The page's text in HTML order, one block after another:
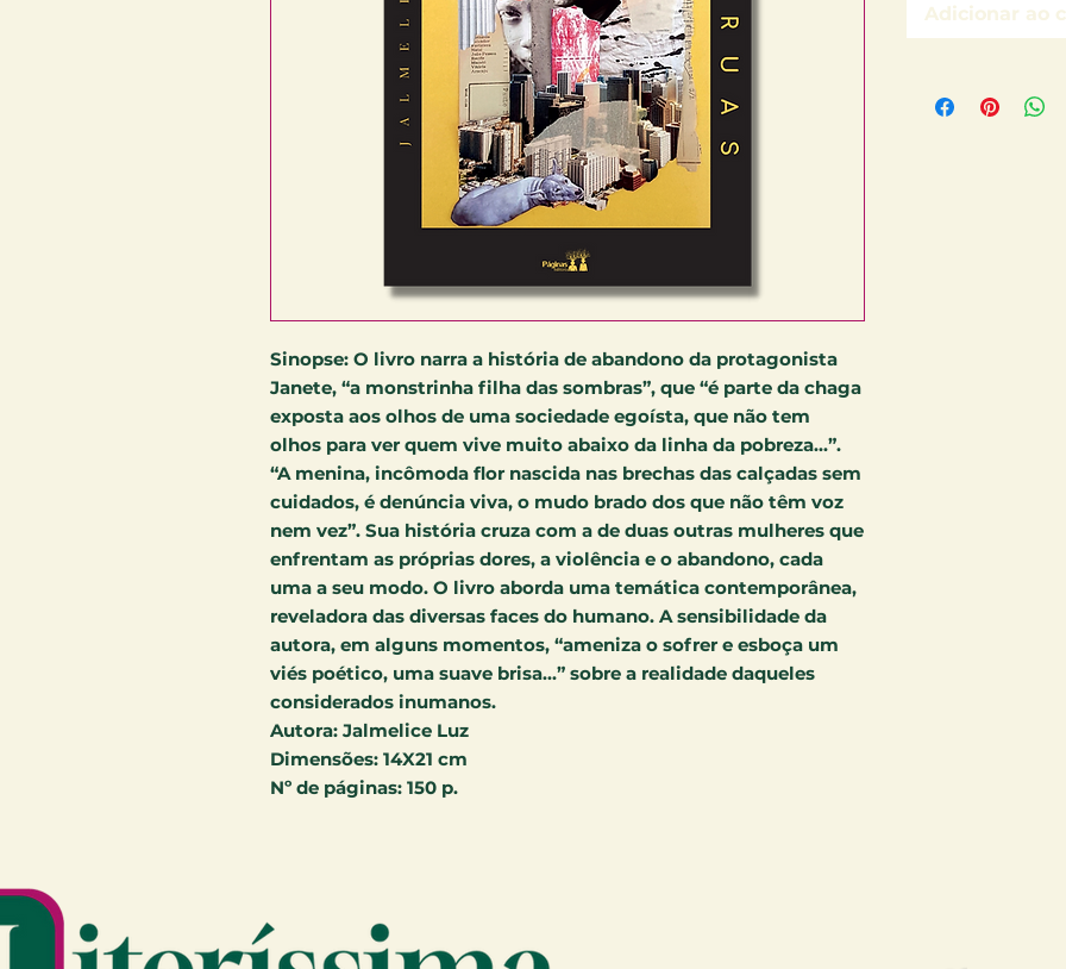
Sinopse: O livro narra a história de abandono da protagonista
Janete, “a monstrinha filha das sombras”, que “é parte da chaga
exposta aos olhos de uma sociedade egoísta, que não tem
olhos para ver quem vive muito abaixo da linha da pobreza...”.
“A menina, incômoda flor nascida nas brechas das calçadas sem
cuidados, é denúncia viva, o mudo brado dos que não têm voz
nem vez”. Sua história cruza com a de duas outras mulheres que
enfrentam as próprias dores, a violência e o abandono, cada
uma a seu modo. O livro aborda uma temática contemporânea,
reveladora das diversas faces do humano. A sensibilidade da
autora, em alguns momentos, “ameniza o sofrer e esboça um
viés poético, uma suave brisa...” sobre a realidade daqueles
considerados inumanos.
Autora: Jalmelice Luz
Dimensões: 14X21 cm
Nº de páginas: 150 p.
Adicionar ao